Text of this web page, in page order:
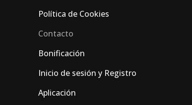
Política de Cookies
Contacto
Bonificación
Inicio de sesión y Registro
Aplicación